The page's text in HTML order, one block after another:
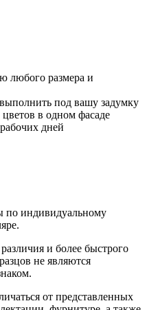
любого размера и
под вашу задумку
в одном фасаде
дней
по индивидуальному
и более быстрого
не являются
от представленных